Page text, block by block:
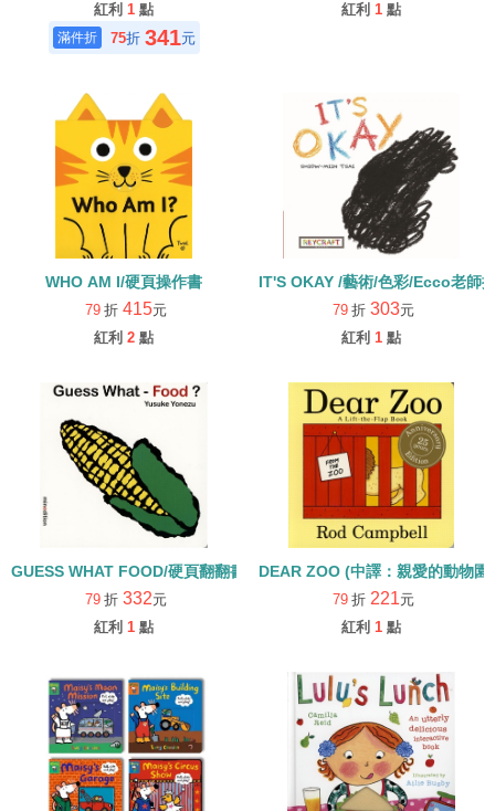
紅利 1 點
75折 341元
紅利 1 點
WHO AM I/硬頁操作書
79 折 415元
紅利 2 點
IT'S OKAY /藝術/色彩/Ecco老師
79 折 303元
紅利 1 點
GUESS WHAT FOOD/硬頁翻翻書
79 折 332元
紅利 1 點
DEAR ZOO (中譯：親愛的動物
79 折 221元
紅利 1 點